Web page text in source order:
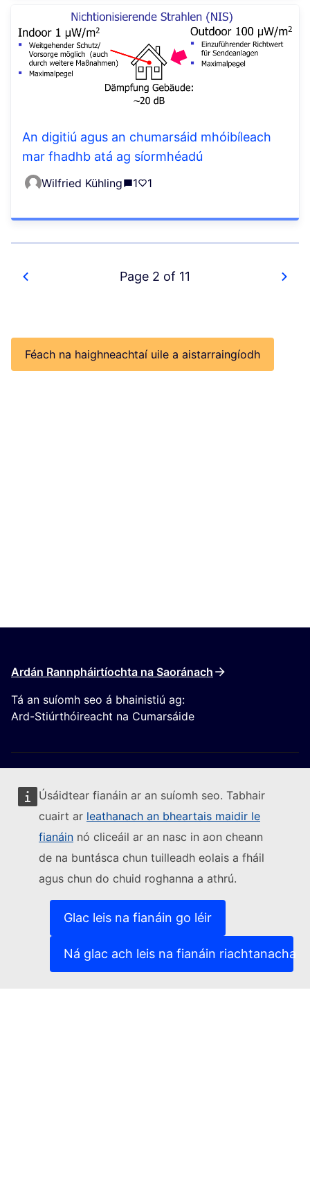
Úsáidtear fianáin ar an suíomh seo. Tabhair
cuairt ar leathanach an bheartais maidir le
fianáin nó cliceáil ar an nasc in aon cheann
de na buntásca chun tuilleadh eolais a fháil
agus chun do chuid roghanna a athrú.
Glac leis na fianáin go léir
Ná glac ach leis na fianáin riachtanacha
An digitiú agus an chumarsáid mhóibíleach
mar fhadhb atá ag síormhéadú
Wilfried Kühling 1 1
Page 2 of 11
Féach na haighneachtaí uile a aistarraingíodh
Ardán Rannpháirtíochta na Saoránach
Tá an suíomh seo á bhainistiú ag:
Ard-Stiúrthóireacht na Cumarsáide
Lean an Coimisiún Eorpach
Sonraí teagmhála(External link)
Leochaileacht TF a thuairisciú(External link)
Teangacha ar ár suíomhanna gréasáin(External link)
(External link)
Beartas príobháideachais
Fógra dlíthiúil
(External link)
Inrochtaineacht